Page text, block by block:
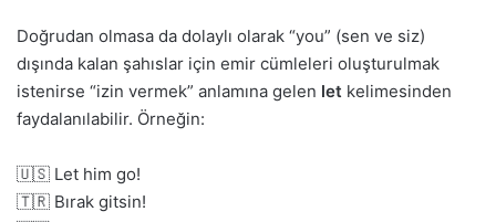
Doğrudan olmasa da dolaylı olarak “you” (sen ve siz)
dışında kalan şahıslar için emir cümleleri oluşturulmak
istenirse “izin vermek” anlamına gelen let kelimesinden
faydalanılabilir. Örneğin:
🇺🇸 Let him go!
🇹🇷 Bırak gitsin!